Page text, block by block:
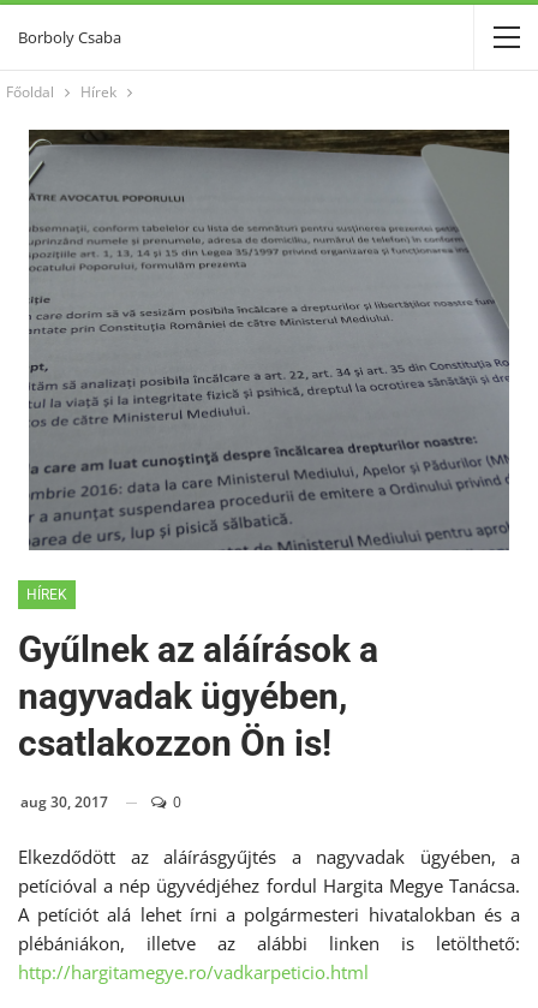
Borboly Csaba
Főoldal Hírek
HÍREK
Gyűlnek az aláírások a
nagyvadak ügyében,
csatlakozzon Ön is!
aug 30, 2017 0
Elkezdődött az aláírásgyűjtés a nagyvadak ügyében, a
petícióval a nép ügyvédjéhez fordul Hargita Megye Tanácsa.
A petíciót alá lehet írni a polgármesteri hivatalokban és a
plébániákon, illetve az alábbi linken is letölthető:
http://hargitamegye.ro/vadkarpeticio.html